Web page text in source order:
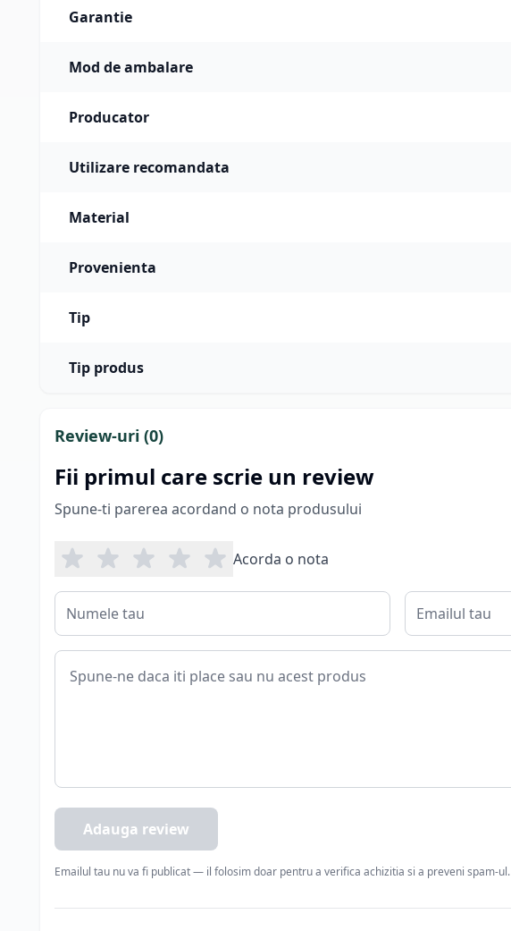
Garantie
Mod de ambalare
Producator
Utilizare recomandata
Material
Provenienta
Tip
Tip produs
Review-uri (0)
Fii primul care scrie un review
Spune-ti parerea acordand o nota produsului
Acorda o nota
Adauga review
Emailul tau nu va fi publicat — il folosim doar pentru a verifica achizitia si a preveni spam-ul.